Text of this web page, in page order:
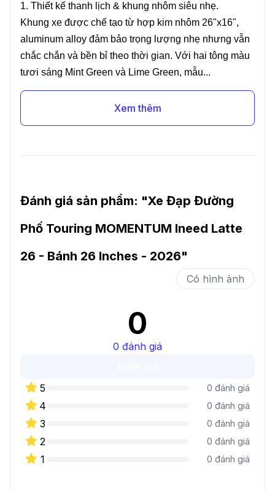
1. Thiết kế thanh lịch & khung nhôm siêu nhẹ.
Khung xe được chế tạo từ hợp kim nhôm 26"x16",
aluminum alloy đảm bảo trọng lượng nhẹ nhưng vẫn
chắc chắn và bền bỉ theo thời gian. Với hai tông màu
tươi sáng Mint Green và Lime Green, mẫu...
Xem thêm
Đánh giá sản phẩm: "Xe Đạp Đường
Phố Touring MOMENTUM Ineed Latte
26 - Bánh 26 Inches - 2026"
Có hình ảnh
0
0 đánh giá
5
0 đánh giá
4 0 đánh giá
3 0 đánh giá
2 0 đánh giá
1 0 đánh giá